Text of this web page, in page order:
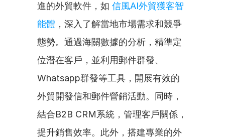
進的外貿軟件，如 信風AI外貿獲客智
能體 ，深入了解當地市場需求和競爭
態勢。通過海關數據的分析，精準定
位潛在客戶，並利用郵件群發、
Whatsapp群發等工具，開展有效的
外貿開發信和郵件營銷活動。同時，
結合B2B CRM系統，管理客戶關係，
提升銷售效率。此外，搭建專業的外